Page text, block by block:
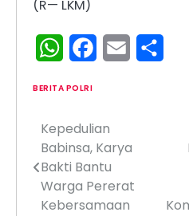
(R— LKM)
WhatsAppFacebook
Email
BERITA POLRI
Navigasi
pos
Kepedulian
Babinsa, Karya
Bakti Bantu
Warga Pererat
Kebersamaan